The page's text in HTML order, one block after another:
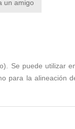
un amigo
Se puede utilizar
para la alineación